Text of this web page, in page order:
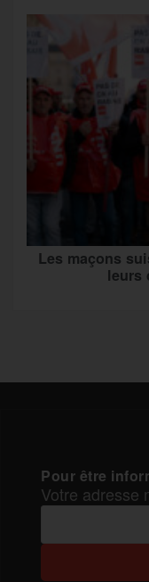
Les maçons
leurs
Pour être
Votre adresse